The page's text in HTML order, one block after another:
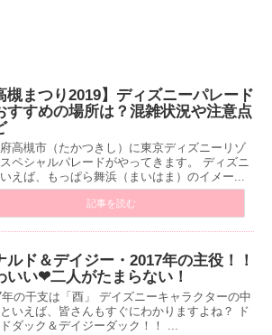
槻まつり2019】ディズニーパレード
すすめの場所は？混雑状況や注意点
高槻市（たかつきし）に東京ディズニーリゾ
ペシャルパレードがやってきます。 ディズニ
えば、もっぱら舞浜（まいはま）のイメー...
記事を読む
ルド＆デイジー・2017年の主役！！
いい❤︎二人がたまらない！
年の干支は「酉」 デイズニーキャラクターの中
いえば、皆さんもすぐにわかりますよね？ ド
ダック＆デイジーダック！！ ...